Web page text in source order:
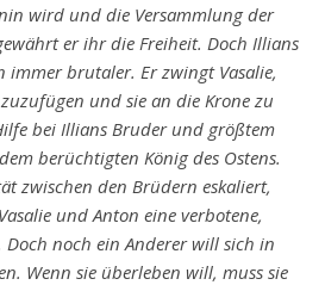
wird und die Versammlung der
er ihr die Freiheit. Doch Illians
immer brutaler. Er zwingt Vasalie,
und sie an die Krone zu
bei Illians Bruder und größtem
berüchtigten König des Ostens.
zwischen den Brüdern eskaliert,
und Anton eine verbotene,
noch ein Anderer will sich in
Wenn sie überleben will, muss sie